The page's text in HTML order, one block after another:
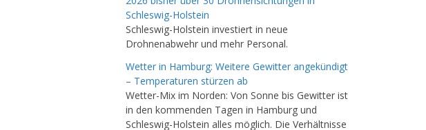
Schleswig-Holstein
Schleswig-Holstein investiert in neue
Drohnenabwehr und mehr Personal.
Wetter in Hamburg: Weitere Gewitter angekündigt
– Temperaturen stürzen ab
Wetter-Mix im Norden: Von Sonne bis Gewitter ist
in den kommenden Tagen in Hamburg und
Schleswig-Holstein alles möglich. Die Verhältnisse